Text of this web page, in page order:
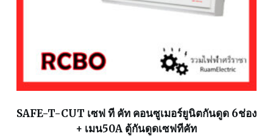
SAFE-T-CUT เซฟ ที คัท คอนซูเมอร์ยูนิตกันดูด 6ช่อง
+ เมน50A ตู้กันดูดเซฟทีคัท